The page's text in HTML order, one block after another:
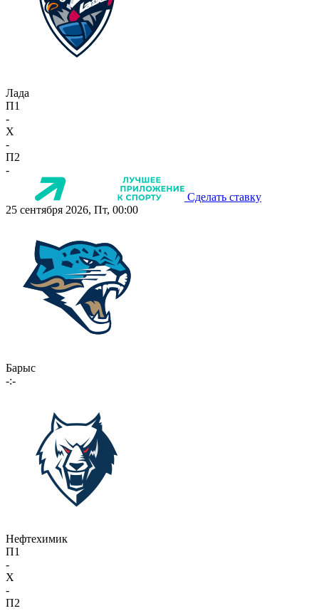
Лада
П1
-
X
-
П2
-
Сделать ставку
25 сентября 2026, Пт, 00:00
Барыс
-:-
Нефтехимик
П1
-
X
-
П2